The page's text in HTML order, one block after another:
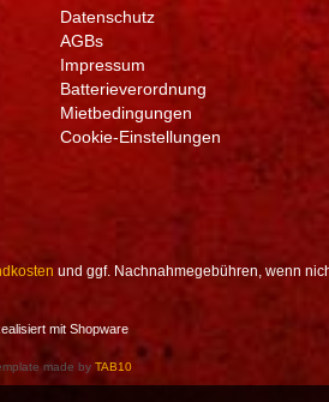
Datenschutz
AGBs
Impressum
Batterieverordnung
Mietbedingungen
Cookie-Einstellungen
und ggf. Nachnahmegebühren, wenn
mit Shopware
made by TAB10